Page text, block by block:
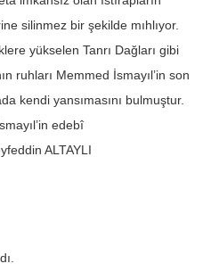
silinmez bir şekilde mıhlıyor.
yükselen Tanrı Dağları gibi
ruhları Memmed İsmayıl’in son
kendi yansımasını bulmuştur.
edebî
ALTAYLI